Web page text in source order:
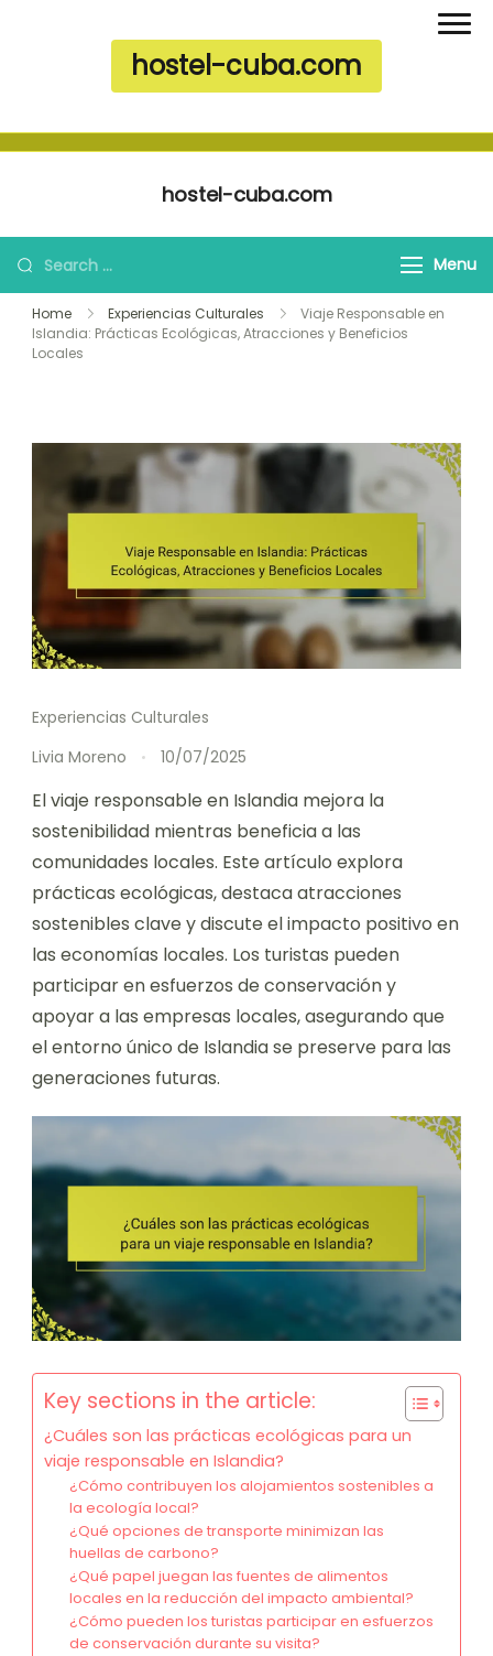
hostel-cuba.com
hostel-cuba.com
Search for: Menu
Home Experiencias Culturales
Viaje Responsable en
Islandia: Prácticas Ecológicas, Atracciones y Beneficios
Locales
Experiencias Culturales
Livia Moreno
10/07/2025
El viaje responsable en Islandia mejora la
sostenibilidad mientras beneficia a las
comunidades locales. Este artículo explora
prácticas ecológicas, destaca atracciones
sostenibles clave y discute el impacto positivo en
las economías locales. Los turistas pueden
participar en esfuerzos de conservación y
apoyar a las empresas locales, asegurando que
el entorno único de Islandia se preserve para las
generaciones futuras.
Key sections in the article:
¿Cuáles son las prácticas ecológicas para un
viaje responsable en Islandia?
¿Cómo contribuyen los alojamientos sostenibles a
la ecología local?
¿Qué opciones de transporte minimizan las
huellas de carbono?
¿Qué papel juegan las fuentes de alimentos
locales en la reducción del impacto ambiental?
¿Cómo pueden los turistas participar en esfuerzos
de conservación durante su visita?